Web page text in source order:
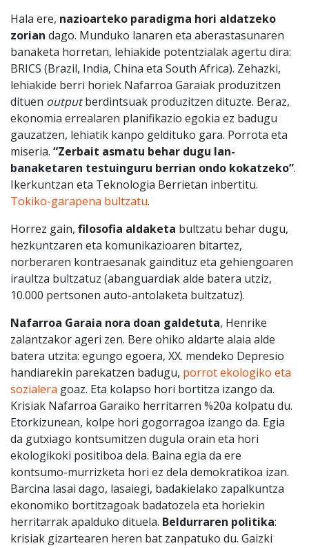
Hala ere, nazioarteko paradigma hori aldatzeko
zorian dago. Munduko lanaren eta aberastasunaren
banaketa horretan, lehiakide potentzialak agertu dira:
BRICS (Brazil, India, China eta South Africa). Zehazki,
lehiakide berri horiek Nafarroa Garaiak produzitzen
dituen outputberdintsuak produzitzen dituzte. Beraz,
ekonomia errealaren planifikazio egokia ez badugu
gauzatzen, lehiatik kanpo geldituko gara. Porrota eta
miseria. “Zerbait asmatu behar dugu lan-
banaketaren testuinguru berrian ondo kokatzeko”.
Ikerkuntzan eta Teknologia Berrietan inbertitu.
Tokiko-garapena bultzatu.
Horrez gain, filosofia aldaketa bultzatu behar dugu,
hezkuntzaren eta komunikazioaren bitartez,
norberaren kontraesanak gaindituz eta gehiengoaren
iraultza bultzatuz (abanguardiak alde batera utziz,
10.000 pertsonen auto-antolaketa bultzatuz).
Nafarroa Garaia nora doan galdetuta, Henrike
zalantzakor ageri zen. Bere ohiko aldarte alaia alde
batera utzita: egungo egoera, XX. mendeko Depresio
handiarekin parekatzen badugu, porrot ekologiko eta
sozialera goaz. Eta kolapso hori bortitza izango da.
Krisiak Nafarroa Garaiko herritarren %20a kolpatu du.
Etorkizunean, kolpe hori gogorragoa izango da. Egia
da gutxiago kontsumitzen dugula orain eta hori
ekologikoki positiboa dela. Baina egia da ere
kontsumo-murrizketa hori ez dela demokratikoa izan.
Barcina lasai dago, lasaiegi, badakielako zapalkuntza
ekonomiko bortitzagoak badatozela eta horiekin
herritarrak apalduko dituela. Beldurraren politika:
krisiak gizartearen heren bat zanpatuko du. Gaizki